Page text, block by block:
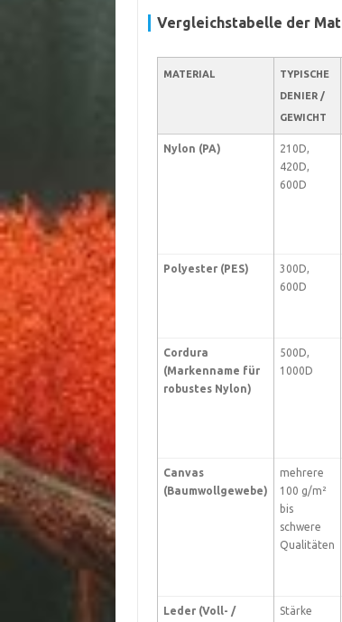
Vergleichstabelle der
MATERIAL
TYPISCHE
DENIER /
GEWICHT
Nylon (PA)
210D,
420D,
600D
Polyester (PES)
300D,
600D
Cordura
(Markenname für
robustes Nylon)
500D,
1000D
Canvas
(Baumwollgewebe)
mehrere
100 g/m²
bis
schwere
Qualitäten
Leder (Voll- /
Stärke